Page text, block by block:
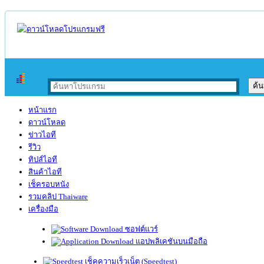
หน้าแรก
ดาวน์โหลด
ข่าวไอที
รีวิว
ทิปส์ไอที
สินค้าไอที
เช็ครอบหนัง
รวมคลิป Thaiware
เครื่องมือ
ซอฟต์แวร์
แอปพลิเคชันบนมือถือ
เช็คความเร็วเน็ต (Speedtest)